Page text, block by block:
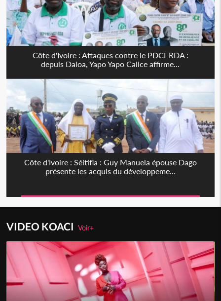
Côte d'Ivoire : Attaques contre le PDCI-RDA :
depuis Daloa, Yapo Yapo Calice affirme...
Côte d'Ivoire : Séitifla : Guy Manuela épouse Dago
présente les acquis du développeme...
VIDEO KOACIVoir+